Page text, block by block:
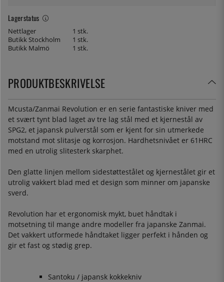
Lagerstatus
Nettlager
1 stk.
Butikk Stockholm
1 stk.
Butikk Malmö
1 stk.
PRODUKTBESKRIVELSE
Mcusta/Zanmai Revolution er en serie fantastiske kniver med
et svært tynt blad laget av tre lag stål med et kjernestål av
SPG2, et japansk pulverstål som er kjent for sin utmerkede
motstand mot slitasje og korrosjon. Hardhetsnivået er 61HRC
med en utrolig slitesterk skarphet.
Den glatte linjen mellom sidestøttestålet og kjernestålet gir et
utrolig vakkert blad med et design som minner om japanske
sverd.
Revolution har et ergonomisk mykt, buet håndtak i
motsetning til mange andre modeller fra japanske Zanmai.
Det vakkert utformede håndtaket ligger perfekt i hånden og
gir et fast og stødig grep.
Santoku / japansk kokkekniv